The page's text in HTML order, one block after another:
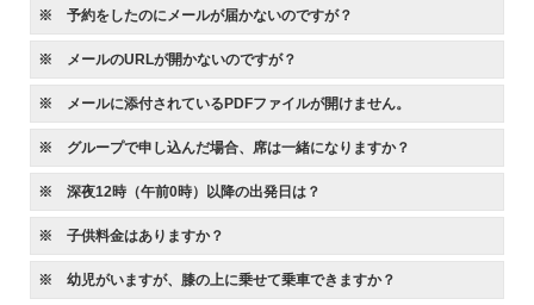
※ 予約をしたのにメールが届かないのですが？
※ メールのURLが開かないのですが？
※ メールに添付されているPDFファイルが開けません。
※ グループで申し込んだ場合、席は一緒になりますか？
※ 深夜12時（午前0時）以降の出発日は？
※ 子供料金はありますか？
※ 幼児がいますが、膝の上に乗せて乗車できますか？